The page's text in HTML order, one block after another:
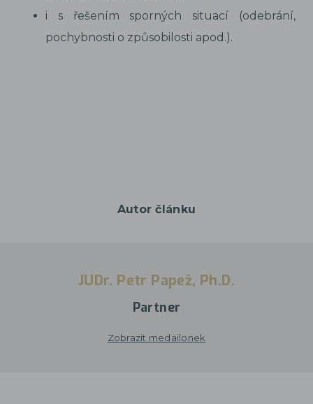
i s řešením sporných situací (odebrání,
pochybnosti o způsobilosti apod.).
Autor článku
JUDr. Petr Papež, Ph.D.
Partner
Zobrazit medailonek